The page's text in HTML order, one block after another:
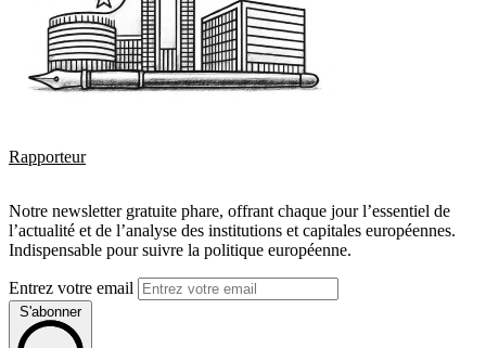
Rapporteur
Notre newsletter gratuite phare, offrant chaque jour l’essentiel de
l’actualité et de l’analyse des institutions et capitales européennes.
Indispensable pour suivre la politique européenne.
Entrez votre email
S'abonner